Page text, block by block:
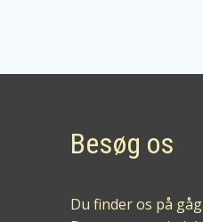
Besøg os
Du finder os på